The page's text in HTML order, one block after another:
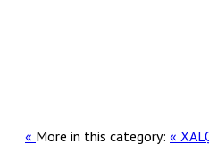
More in this category: «